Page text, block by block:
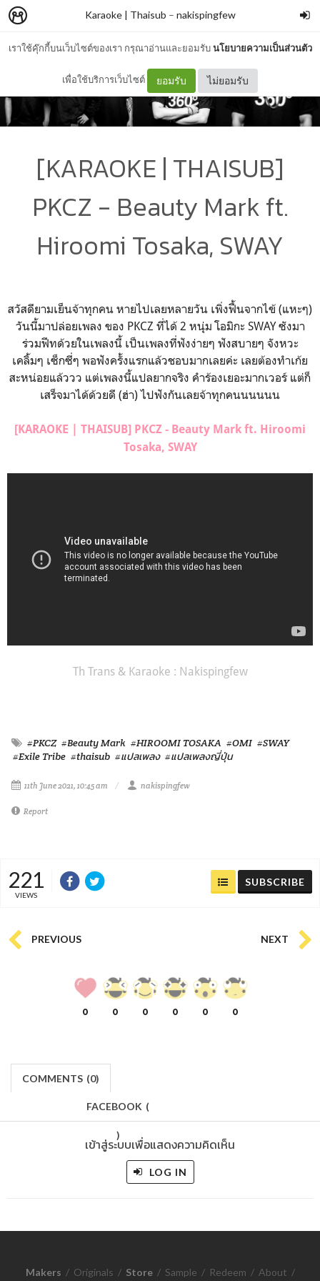
เราใช้คุ๊กกี้บนเว็บไซต์ของเรา กรุณาอ่านและยอมรับนโยบายความเป็นส่วนตัว
เพื่อใช้บริการเว็บไซต์ ยอมรับ ไม่ยอมรับ
Karaoke | Thaisub – nakispingfew
[KARAOKE | THAISUB]
PKCZ - Beauty Mark ft.
Hiroomi Tosaka, SWAY
สวัสดียามเย็นจ้าทุกคน หายไปเลยหลายวัน เพิ่งฟื้นจากไข้ (แหะๆ)
วันนี้มาปล่อยเพลง ของ PKCZ ที่ได้ 2 หนุ่ม โอมิกะ SWAY ซังมา
ร่วมฟีทด้วยในเพลงนี้ เป็นเพลงที่ฟังง่ายๆ ฟังสบายๆ จังหวะ
เคลิ้มๆ เซ็กซี่ๆ พอฟังครั้งแรกแล้วชอบมากเลยค่ะ เลยต้องทำเก้ย
สะหน่อยแล้ววว แต่เพลงนี้แปลยากจริง คำร้องเยอะมากเวอร์ แต่ก็
เสร็จมาได้ด้วยดี (ฮ่า) ไปฟังกันเลยจ้าทุกคนนนนนน
[KARAOKE | THAISUB] PKCZ - Beauty Mark ft. Hiroomi
Tosaka, SWAY
Th Trans & Karaoke : Nakispingfew
#PKCZ #Beauty Mark #HIROOMI TOSAKA #OMI #SWAY
#Exile Tribe #thaisub #แปลเพลง #แปลเพลงญี่ปุ่น
11th June 2021, 10:45 am nakispingfew
Report
221
VIEWS
SUBSCRIBE
PREVIOUS NEXT
0 0 0 0 0 0
COMMENTS (0)
FACEBOOK (
)
เข้าสู่ระบบเพื่อแสดงความคิดเห็น
LOG IN
Makers / Originals / Store / Sample / Redeem / About /